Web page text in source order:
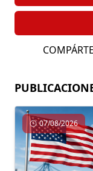
07/08/2026